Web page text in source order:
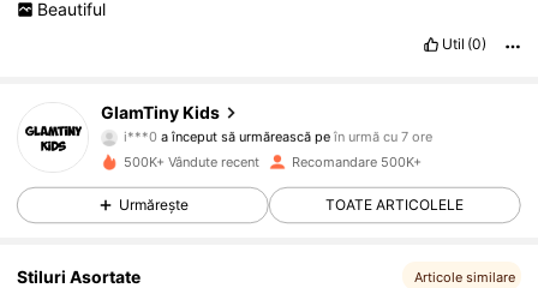
Beautiful
Util (0)
GlamTiny Kids
i***0 a început să urmărească pe în urmă cu 7 ore
navighează
4,85
177K Urmăritori
500K+ Vândute recent Recomandare 500K+
Urmărește TOATE ARTICOLELE
Stiluri Asortate Articole similare